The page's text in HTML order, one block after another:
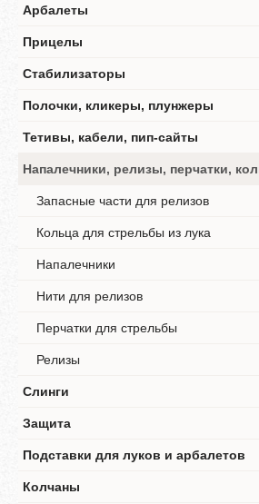
Арбалеты
Прицелы
Стабилизаторы
Полочки, кликеры, плунжеры
Тетивы, кабели, пип-сайты
Напалечники, релизы, перчатки,
Запасные части для релизов
Кольца для стрельбы из лука
Напалечники
Нити для релизов
Перчатки для стрельбы
Релизы
Слинги
Защита
Подставки для луков и арбалетов
Колчаны